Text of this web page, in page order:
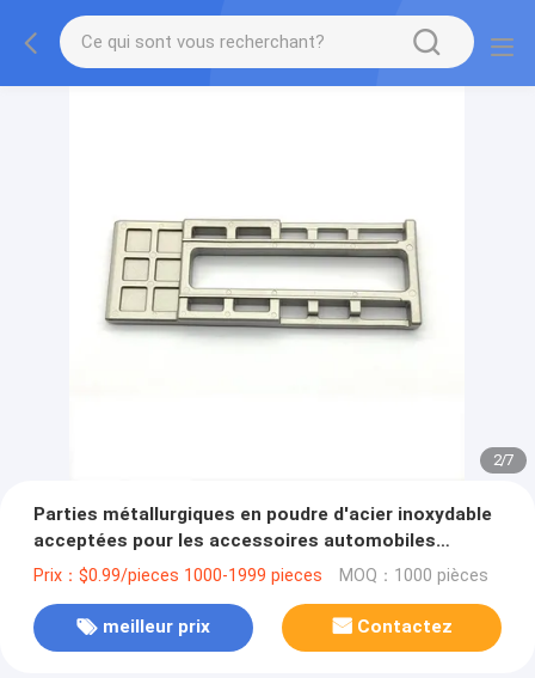
2/7
Parties métallurgiques en poudre d'acier inoxydable
acceptées pour les accessoires automobiles
personnalisés
Prix：$0.99/pieces 1000-1999 pieces MOQ：1000 pièces
meilleur prix Contactez